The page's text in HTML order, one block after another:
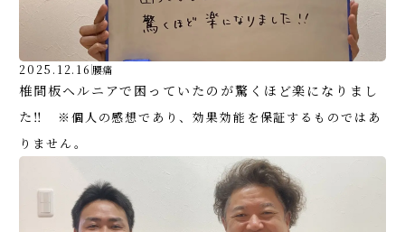
2025.12.16腰痛
椎間板ヘルニアで困っていたのが驚くほど楽になりまし
た‼
※個人の感想であり、効果効能を保証するものではあ
りません。